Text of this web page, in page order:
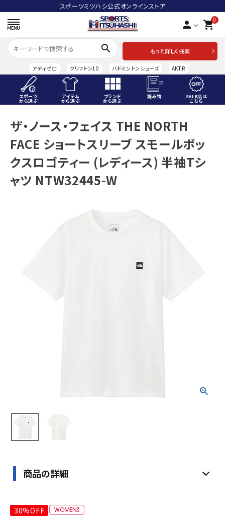
スポーツミツハシ公式オンラインストア
person 0
shopping_cart
search
もっと詳しく検索
アディゼロ クリフトン10 バドミントンシューズ AKTR
スポーツ
から選ぶ
アイテム
から選ぶ
ブランド
から選ぶ
読み物 SALE品は
こちら
ACCOUNT MENU
ようこそ ゲスト 様
meeting_room ログイン 会員登録
スポーツから選ぶ
INFORMATIOM
ザ・ノース・フェイス THE NORTH
FACE ショートスリーブ スモールボッ
クスロゴティー (レディース) 半袖Tシ
ャツ NTW32445-W
商品の詳細
30%OFF